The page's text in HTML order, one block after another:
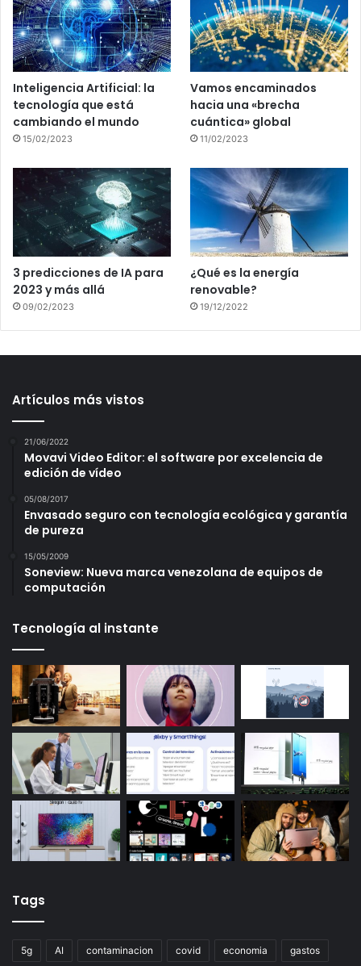
Inteligencia Artificial: la
tecnología que está
cambiando el mundo
15/02/2023
Vamos encaminados
hacia una «brecha
cuántica» global
11/02/2023
3 predicciones de IA para
2023 y más allá
09/02/2023
¿Qué es la energía
renovable?
19/12/2022
Artículos más vistos
21/06/2022
Movavi Video Editor: el software por excelencia de
edición de vídeo
05/08/2017
Envasado seguro con tecnología ecológica y garantía
de pureza
15/05/2009
Soneview: Nueva marca venezolana de equipos de
computación
Tecnología al instante
Tags
5g AI contaminacion covid economia gastos